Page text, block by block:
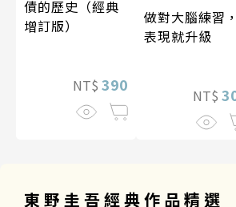
債的歷史（經典
增訂版）
NT$ 390
做對大腦練習，
表現就升級
NT$
東野圭吾經典作品精選